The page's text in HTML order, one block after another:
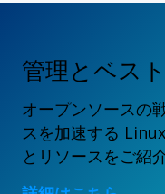
管理とベス
オープンソースの
スを加速する
とリソースをご紹